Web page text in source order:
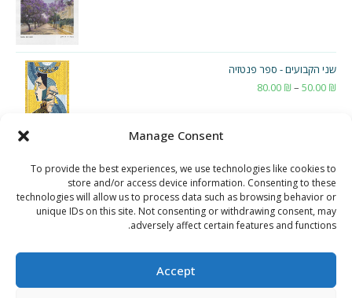
Manage Consent
To provide the best experiences, we use technologies like cookies to
store and/or access device information. Consenting to these
technologies will allow us to process data such as browsing behavior or
unique IDs on this site. Not consenting or withdrawing consent, may
adversely affect certain features and functions.
Accept
שני הקבועים - ספר פנטזיה
50.00 ₪
–
80.00 ₪